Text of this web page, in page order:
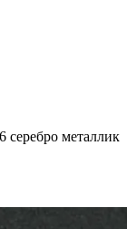
серебро металлик